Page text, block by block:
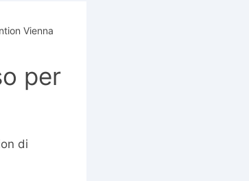
Vienna
per
di